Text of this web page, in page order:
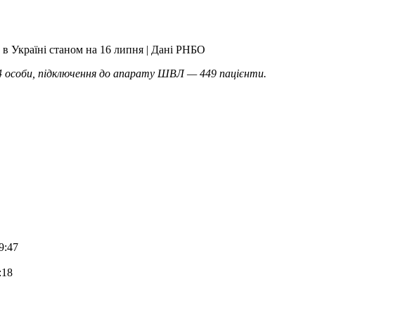
Україні станом на 16 липня | Дані РНБО
особи, підключення до апарату ШВЛ — 449 пацієнти.